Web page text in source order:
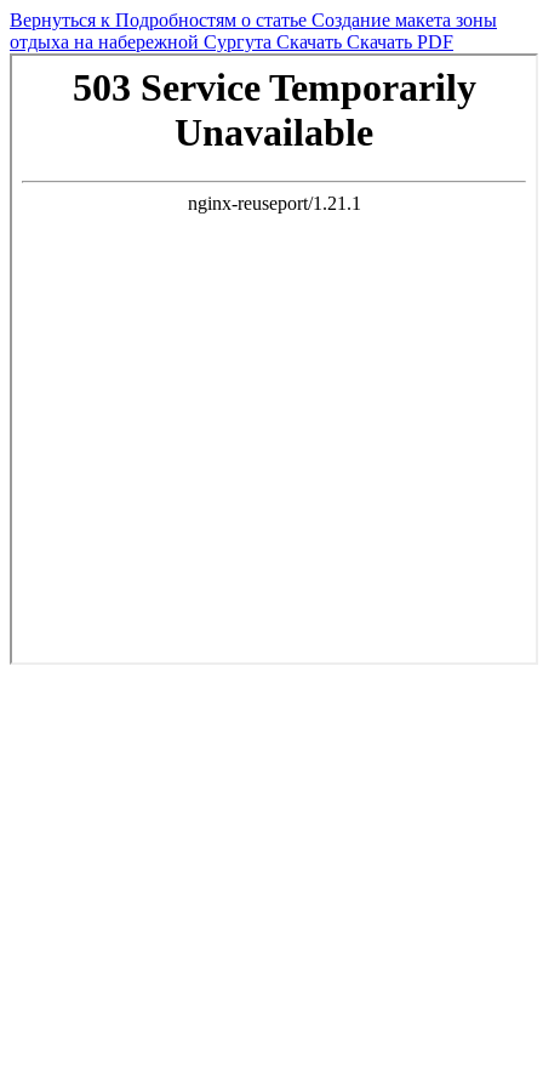
Вернуться к Подробностям о статье Создание макета зоны
отдыха на набережной Сургута Скачать Скачать PDF